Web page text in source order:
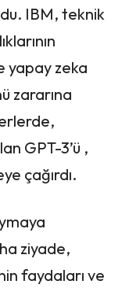
IBM, teknik
yapay zeka
zararına
GPT-3’ü ,
çağırdı.
ziyade,
faydaları ve